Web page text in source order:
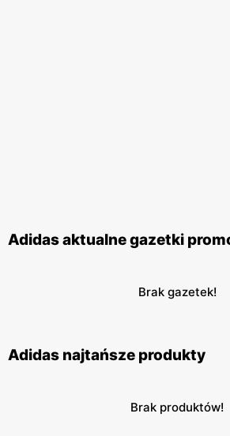
Adidas aktualne gazetki
Brak gazetek!
Adidas najtańsze produkty
Brak produktów!